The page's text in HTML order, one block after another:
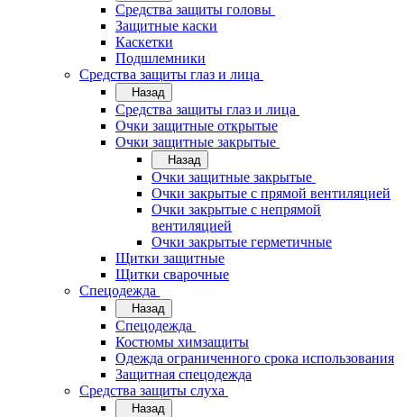
Средства защиты головы
Защитные каски
Каскетки
Подшлемники
Средства защиты глаз и лица
Назад
Средства защиты глаз и лица
Очки защитные открытые
Очки защитные закрытые
Назад
Очки защитные закрытые
Очки закрытые с прямой вентиляцией
Очки закрытые с непрямой
вентиляцией
Очки закрытые герметичные
Щитки защитные
Щитки сварочные
Спецодежда
Назад
Спецодежда
Костюмы химзащиты
Одежда ограниченного срока использования
Защитная спецодежда
Средства защиты слуха
Назад